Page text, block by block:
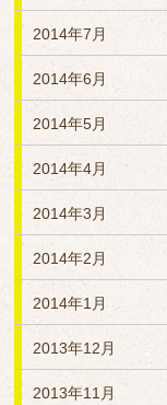
2014年7月
2014年6月
2014年5月
2014年4月
2014年3月
2014年2月
2014年1月
2013年12月
2013年11月